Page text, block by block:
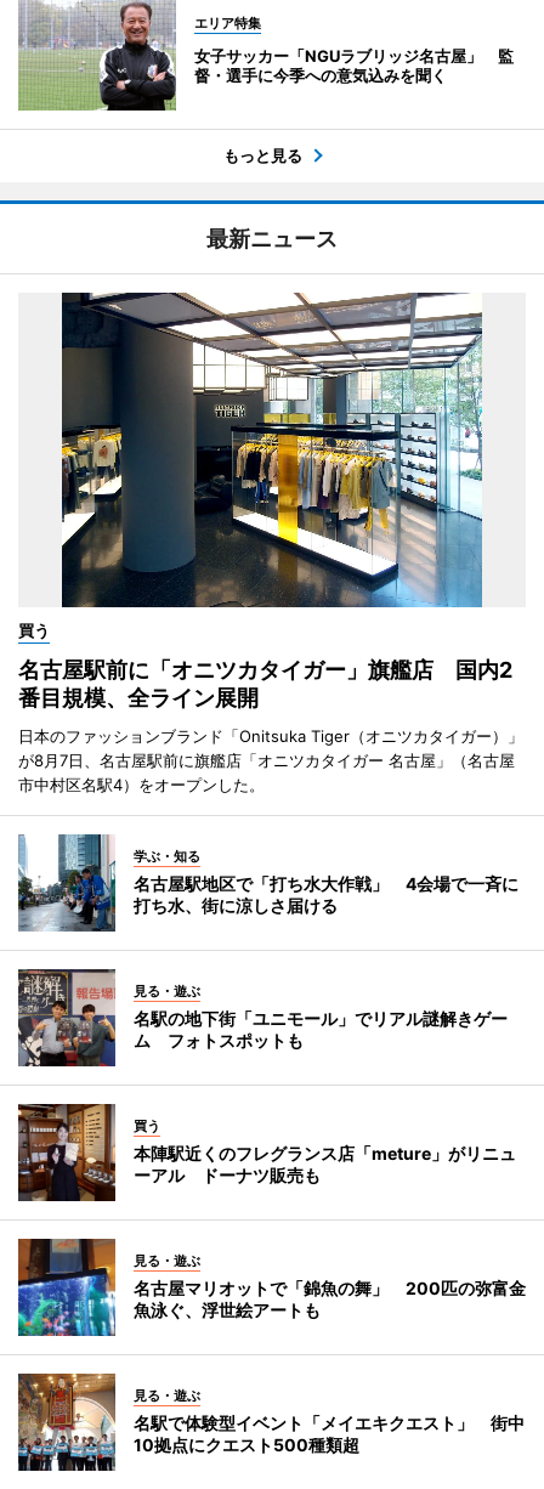
エリア特集
女子サッカー「NGUラブリッジ名古屋」 監
督・選手に今季への意気込みを聞く
もっと見る
最新ニュース
買う
名古屋駅前に「オニツカタイガー」旗艦店 国内2
番目規模、全ライン展開
日本のファッションブランド「Onitsuka Tiger（オニツカタイガー）」
が8月7日、名古屋駅前に旗艦店「オニツカタイガー 名古屋」（名古屋
市中村区名駅4）をオープンした。
学ぶ・知る
名古屋駅地区で「打ち水大作戦」 4会場で一斉に
打ち水、街に涼しさ届ける
見る・遊ぶ
名駅の地下街「ユニモール」でリアル謎解きゲー
ム フォトスポットも
買う
本陣駅近くのフレグランス店「meture」がリニュ
ーアル ドーナツ販売も
見る・遊ぶ
名古屋マリオットで「錦魚の舞」 200匹の弥富金
魚泳ぐ、浮世絵アートも
見る・遊ぶ
名駅で体験型イベント「メイエキクエスト」 街中
10拠点にクエスト500種類超